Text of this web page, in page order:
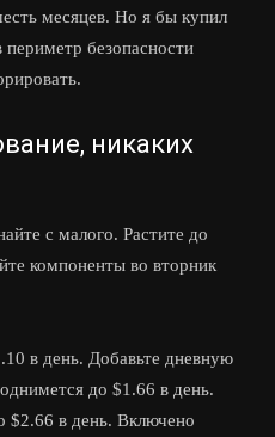
месяцев. Но я бы купил
периметр безопасности
никаких
с малого. Растите до
компоненты во вторник
в день. Добавьте дневную
до $1.66 в день.
$2.66 в день. Включено